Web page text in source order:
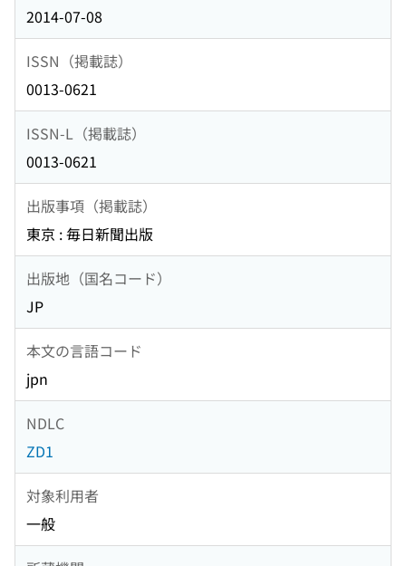
2014-07-08
ISSN（掲載誌）
0013-0621
ISSN-L（掲載誌）
0013-0621
出版事項（掲載誌）
東京 : 毎日新聞出版
出版地（国名コード）
JP
本文の言語コード
jpn
NDLC
ZD1
対象利用者
一般